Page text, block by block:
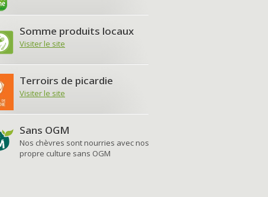
Somme produits locaux
Visiter le site
Terroirs de picardie
Visiter le site
Sans OGM
Nos chèvres sont nourries avec nos
propre culture sans OGM